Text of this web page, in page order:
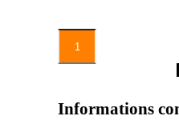
quantité
KAMOVE
ML
Informations